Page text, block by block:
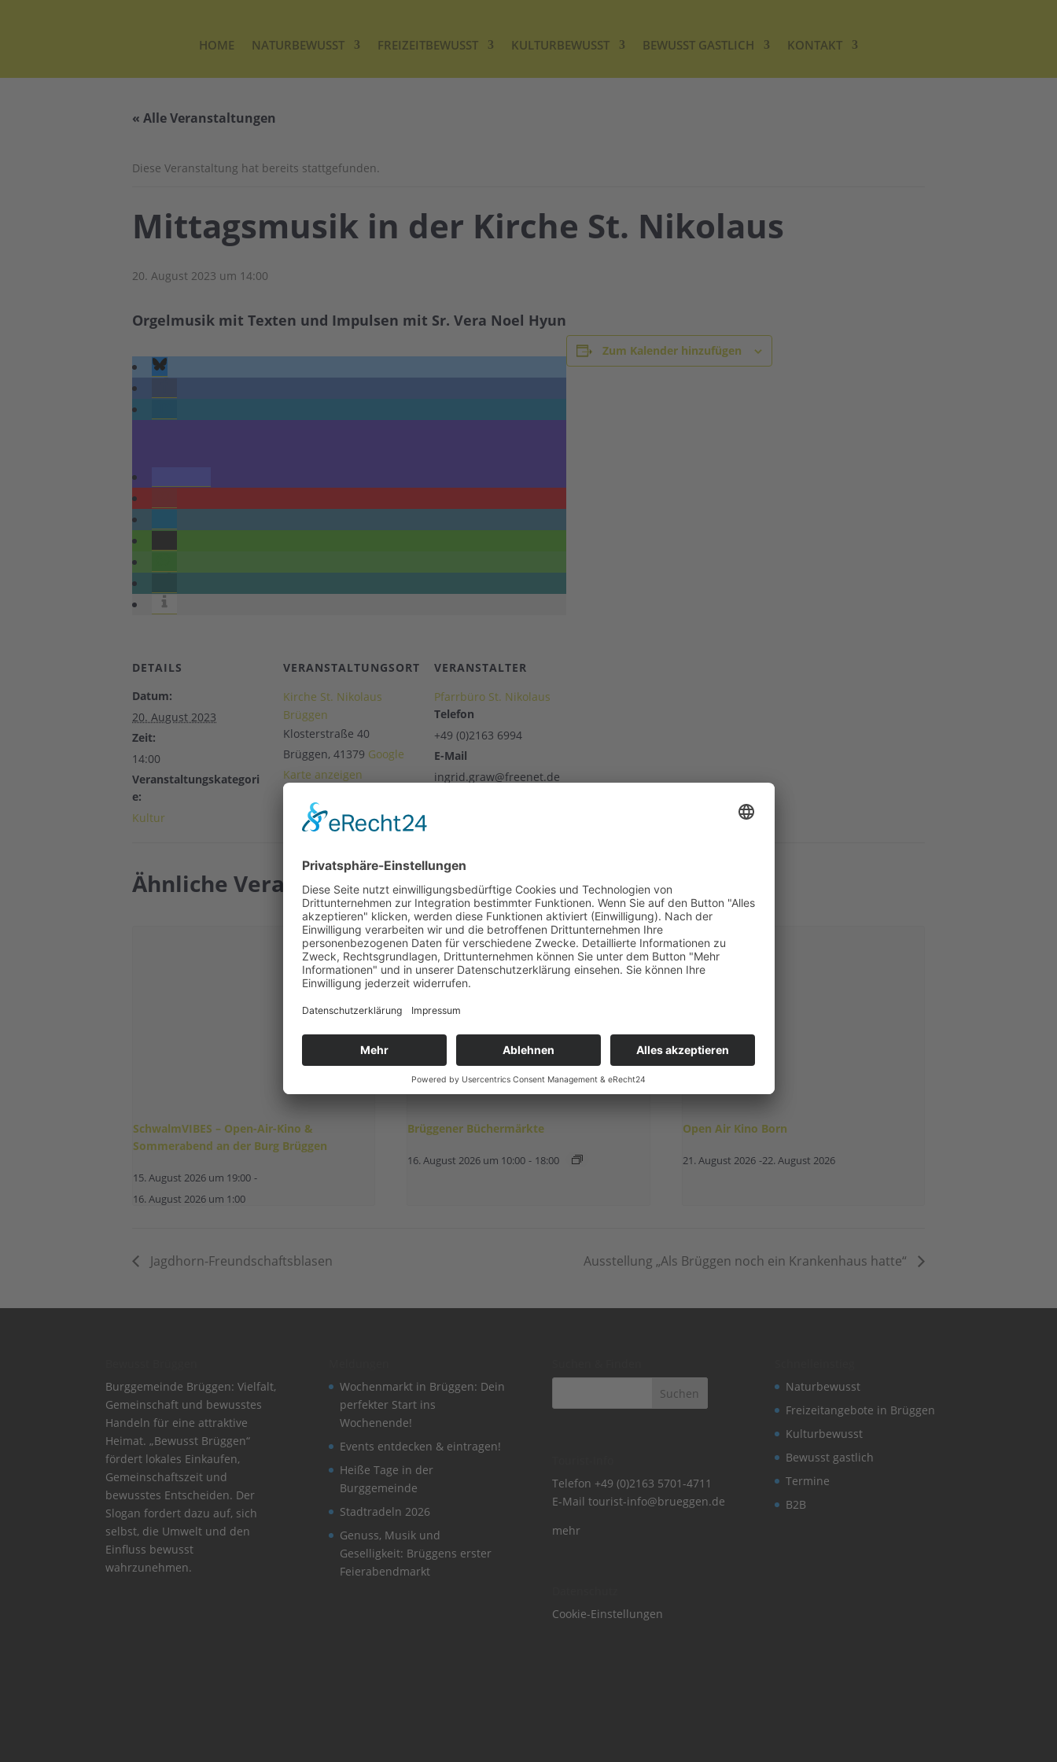
HOME NATURBEWUSST FREIZEITBEWUSST KULTURBEWUSST BEWUSST GASTLICH KONTAKT
« Alle Veranstaltungen
Diese Veranstaltung hat bereits stattgefunden.
Mittagsmusik in der Kirche St. Nikolaus
20. August 2023 um 14:00
Orgelmusik mit Texten und Impulsen mit Sr. Vera Noel Hyun
Zum Kalender hinzufügen
DETAILS
Datum:
20. August 2023
Zeit:
14:00
Veranstaltungskategori
e:
Kultur
VERANSTALTUNGSORT
Kirche St. Nikolaus
Brüggen
Klosterstraße 40
Brüggen, 41379 Google
Karte anzeigen
VERANSTALTER
Pfarrbüro St. Nikolaus
Telefon
+49 (0)2163 6994
E-Mail
ingrid.graw@freenet.de
Ähnliche Veranstaltungen
SchwalmVIBES – Open-Air-Kino &
Sommerabend an der Burg Brüggen
15. August 2026 um 19:00 -
16. August 2026 um 1:00
Brüggener Büchermärkte
16. August 2026 um 10:00 - 18:00
Open Air Kino Born
21. August 2026 -22. August 2026
Jagdhorn-Freundschaftsblasen Ausstellung „Als Brüggen noch ein Krankenhaus hatte“
Burggemeinde Brüggen: Vielfalt,
Gemeinschaft und bewusstes
Handeln für eine attraktive
Heimat. „Bewusst Brüggen“
fördert lokales Einkaufen,
Gemeinschaftszeit und
bewusstes Entscheiden. Der
Slogan fordert dazu auf, sich
selbst, die Umwelt und den
Einfluss bewusst
wahrzunehmen.
Wochenmarkt in Brüggen: Dein
perfekter Start ins
Wochenende!
Events entdecken & eintragen!
Heiße Tage in der
Burggemeinde
Stadtradeln 2026
Genuss, Musik und
Geselligkeit: Brüggens erster
Feierabendmarkt
Telefon +49 (0)2163 5701-4711
E-Mail tourist-info@brueggen.de
mehr
Cookie-Einstellungen
Naturbewusst
Freizeitangebote in Brüggen
Kulturbewusst
Bewusst gastlich
Termine
B2B